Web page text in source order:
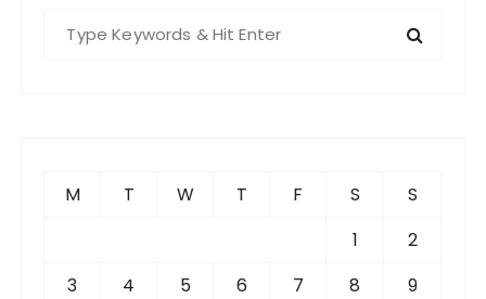
M T W T F S
S
1
2
3
4 5 6 7 8
9